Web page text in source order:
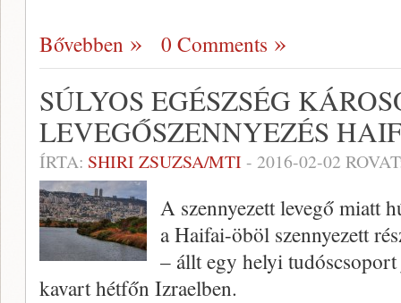
Bővebben 0 Comments
SÚLYOS EGÉSZSÉG
LEVEGŐSZENNYEZÉS
ÍRTA: SHIRI ZSUZSA/MTI - 2016-02-02
A szennyezett levegő miatt
a Haifai-öböl szennyezett
– állt egy helyi
kavart hétfőn Izraelben.